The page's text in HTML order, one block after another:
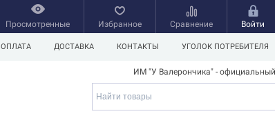
Просмотренные Избранное Сравнение Войти
ОПЛАТА ДОСТАВКА КОНТАКТЫ УГОЛОК ПОТРЕБИТЕЛЯ
ИМ "У Валерончика" -